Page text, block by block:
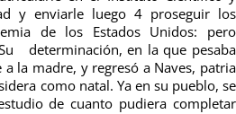
y enviarle luego 4 proseguir los
de los Estados Unidos: pero
determinación, en la que pesaba
la madre, y regresó a Naves, patria
como natal. Ya en su pueblo, se
de cuanto pudiera completar